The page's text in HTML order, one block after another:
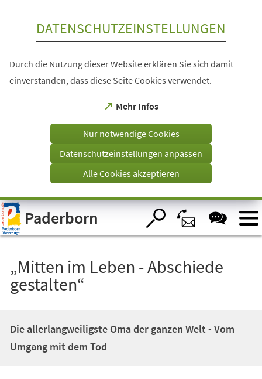
Visuelle
Assistenzsoftware
öffnen.
DATENSCHUTZEINSTELLUNGEN
Durch die Nutzung dieser Website erklären Sie sich damit
einverstanden, dass diese Seite Cookies verwendet.
Mehr Infos
(Öffnet
einem
Tab)
Nur notwendige Cookies
Datenschutzeinstellungen anpassen
Alle Cookies akzeptieren
Paderborn
„Mitten im Leben - Abschiede
gestalten“
Die allerlangweiligste Oma der ganzen Welt - Vom
Umgang mit dem Tod